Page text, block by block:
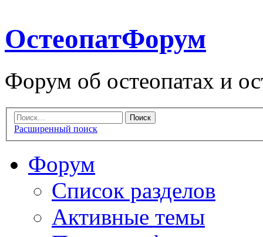
ОстеопатФорум
Форум об остеопатах и
Расширенный поиск
Форум
Список разделов
Активные темы